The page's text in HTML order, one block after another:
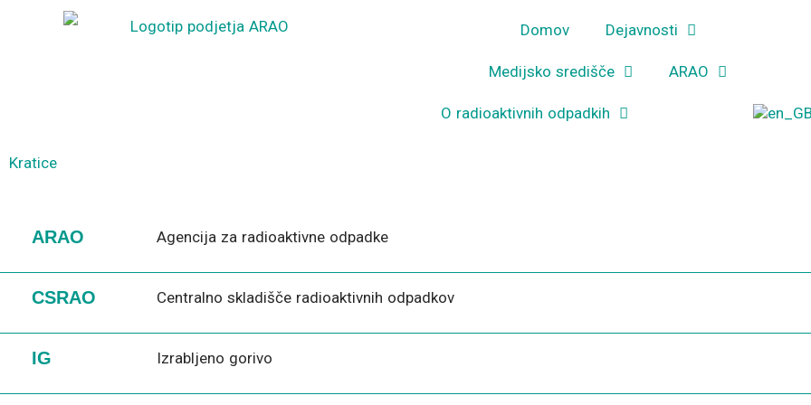
Domov Dejavnosti
Medijsko središče ARAO
O radioaktivnih odpadkih
Kratice
ARAO Agencija za radioaktivne odpadke
CSRAO Centralno skladišče radioaktivnih odpadkov
IG Izrabljeno gorivo